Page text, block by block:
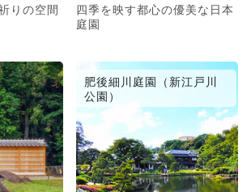
りの空間
四季を映す都心の優美な日本
庭園
肥後細川庭園（新江戸川
公園）